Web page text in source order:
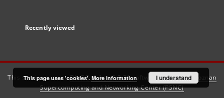
Recently viewed
This service runs onDInGO dLibra 6.3.21software created by
Poznan
Supercomputing and Networking Center (PSNC)
This page uses 'cookies'. More information I understand